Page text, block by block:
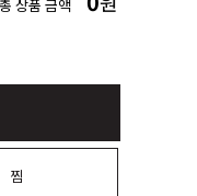
총 상품 금액
찜